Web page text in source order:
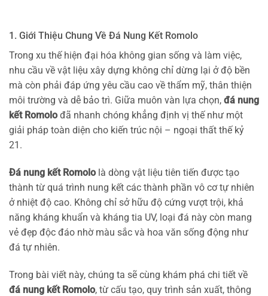
1. Giới Thiệu Chung Về Đá Nung Kết Romolo
Trong xu thế hiện đại hóa không gian sống và làm việc,
nhu cầu về vật liệu xây dựng không chỉ dừng lại ở độ bền
mà còn phải đáp ứng yêu cầu cao về thẩm mỹ, thân thiện
môi trường và dễ bảo trì. Giữa muôn vàn lựa chọn, đá nung
kết Romolo đã nhanh chóng khẳng định vị thế như một
giải pháp toàn diện cho kiến trúc nội – ngoại thất thế kỷ
21.
Đá nung kết Romolo là dòng vật liệu tiên tiến được tạo
thành từ quá trình nung kết các thành phần vô cơ tự nhiên
ở nhiệt độ cao. Không chỉ sở hữu độ cứng vượt trội, khả
năng kháng khuẩn và kháng tia UV, loại đá này còn mang
vẻ đẹp độc đáo nhờ màu sắc và hoa văn sống động như
đá tự nhiên.
Trong bài viết này, chúng ta sẽ cùng khám phá chi tiết về
đá nung kết Romolo, từ cấu tạo, quy trình sản xuất, thông